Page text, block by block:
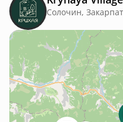
Солочин,